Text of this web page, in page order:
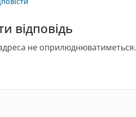
відповідь
не оприлюднюватиметься.